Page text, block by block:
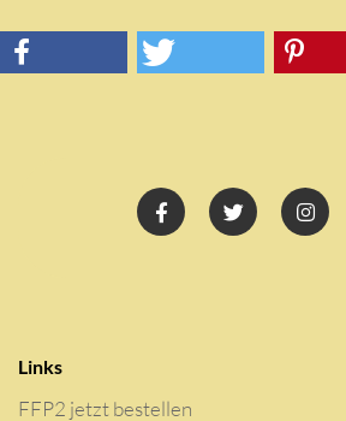
Links
FFP2 jetzt bestellen